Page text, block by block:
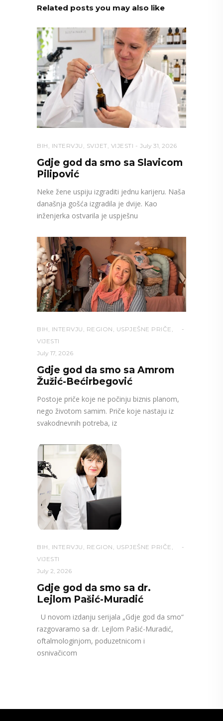
Related posts you may also like
BIH , INTERVJU , SVIJET, VIJESTI July 31, 2026
Gdje god da smo sa Slavicom
Pilipović
Neke žene uspiju izgraditi jednu karijeru. Naša
današnja gošća izgradila je dvije. Kao
inženjerka ostvarila je uspješnu
BIH , INTERVJU , REGION , USPJEŠNE PRIČE ,
VIJESTI
July 17, 2026
Gdje god da smo sa Amrom
Žužić-Bećirbegović
Postoje priče koje ne počinju biznis planom,
nego životom samim. Priče koje nastaju iz
svakodnevnih potreba, iz
BIH , INTERVJU , REGION , USPJEŠNE PRIČE ,
VIJESTI
July 2, 2026
Gdje god da smo sa dr.
Lejlom Pašić-Muradić
U novom izdanju serijala „Gdje god da smo“
razgovaramo sa dr. Lejlom Pašić-Muradić,
oftalmologinjom, poduzetnicom i
osnivačicom